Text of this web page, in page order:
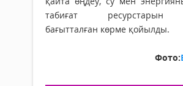
табиғат ресурстарын
бағытталған көрме қойылды.
Фото: